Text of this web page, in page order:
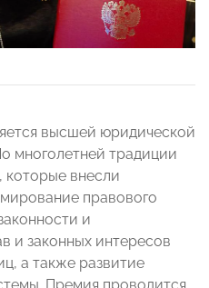
высшей юридической
многолетней традиции
которые внесли
правового
и
и законных интересов
а также развитие